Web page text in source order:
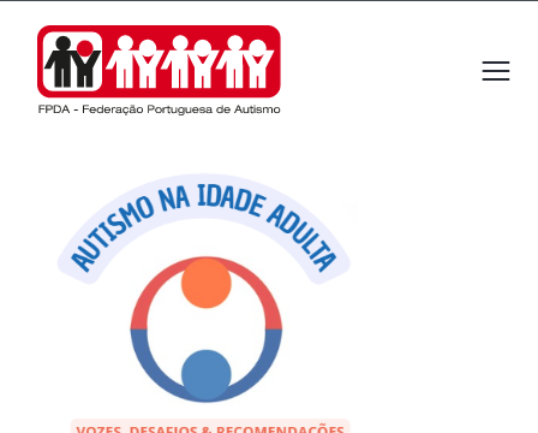
este
inclui
acessibilidade.